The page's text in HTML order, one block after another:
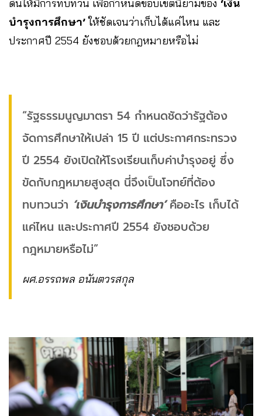
ดันให้มีการทบทวน เพื่อกำหนดขอบเขตนิยามของ ‘เงิน
บำรุงการศึกษา’ให้ชัดเจนว่าเก็บได้แค่ไหน และ
ประกาศปี 2554 ยังชอบด้วยกฎหมายหรือไม่
“รัฐธรรมนูญมาตรา 54 กำหนดชัดว่ารัฐต้อง
จัดการศึกษาให้เปล่า 15 ปี แต่ประกาศกระทรวง
ปี 2554 ยังเปิดให้โรงเรียนเก็บค่าบำรุงอยู่ ซึ่ง
ขัดกับกฎหมายสูงสุด นี่จึงเป็นโจทย์ที่ต้อง
ทบทวนว่า ‘เงินบำรุงการศึกษา’คืออะไร เก็บได้
แค่ไหน และประกาศปี 2554 ยังชอบด้วย
กฎหมายหรือไม่”
ผศ.อรรถพล อนันตวรสกุล